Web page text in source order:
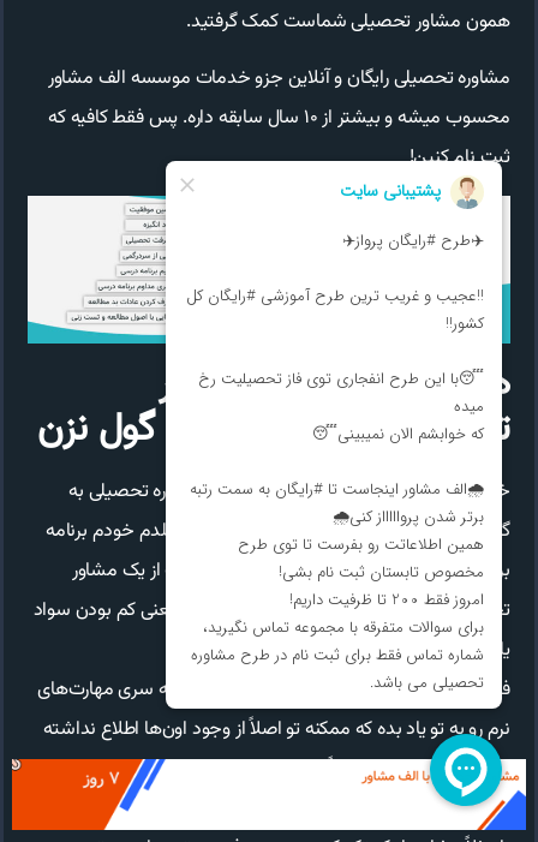
همون مشاور تحصیلی شماست کمک گرفتید.
مشاوره تحصیلی رایگان و آنلاین جزو خدمات موسسه الف مشاور
محسوب میشه و بیشتر از ۱۰ سال سابقه داره. پس فقط کافیه که
ثبت نام کنین!
هیچ وقت خودت مشاور
تحصیلی نمیشی، خودتو گول نزن
خیلی از دانش آموزا زمانی که اسم مشاور و مشاوره تحصیلی به
گوششون می‌خوره گارد می‌گیرن و میگن که من بلدم خودم برنامه
بریزم و اجرا کنم. رفیق اینکه تو توی مسیر کنکورت از یک مشاور
تحصیلی در آمل کمک بگیری، به هیچ عنوان به معنی کم بودن سواد
یا اطلاعات تو نیست.
فقط همونطور که بهت گفتم مشاور وظیفه داره یه سری مهارت‌های
نرم رو به تو یاد بده که ممکنه تو اصلاً از وجود اون‌ها اطلاع نداشته
باشی. مثلاً ممکنه تو اصلاً ندونی که با یک روش جدید مطالعه
می‌تونی روزی سه ساعت توی تایمت صرفه‌جویی کنی.